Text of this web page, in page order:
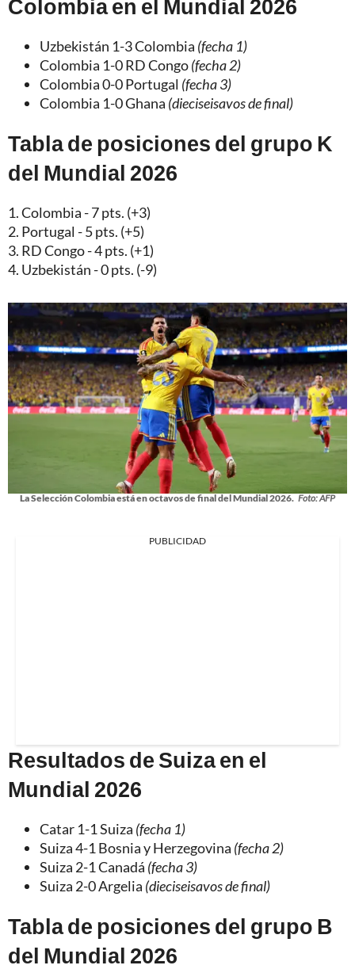
Colombia en el Mundial 2026
Uzbekistán 1-3 Colombia (fecha 1)
Colombia 1-0 RD Congo(fecha 2)
Colombia 0-0 Portugal (fecha 3)
Colombia 1-0 Ghana (dieciseisavos de final)
Tabla de posiciones del grupo K
del Mundial 2026
1. Colombia - 7 pts. (+3)
2. Portugal - 5 pts. (+5)
3. RD Congo - 4 pts. (+1)
4. Uzbekistán - 0 pts. (-9)
La Selección Colombia está en octavos de final del Mundial 2026. Foto: AFP
PUBLICIDAD
Resultados de Suiza en el
Mundial 2026
Catar 1-1 Suiza (fecha 1)
Suiza 4-1 Bosnia y Herzegovina (fecha 2)
Suiza 2-1 Canadá (fecha 3)
Suiza 2-0 Argelia (dieciseisavos de final)
Tabla de posiciones del grupo B
del Mundial 2026